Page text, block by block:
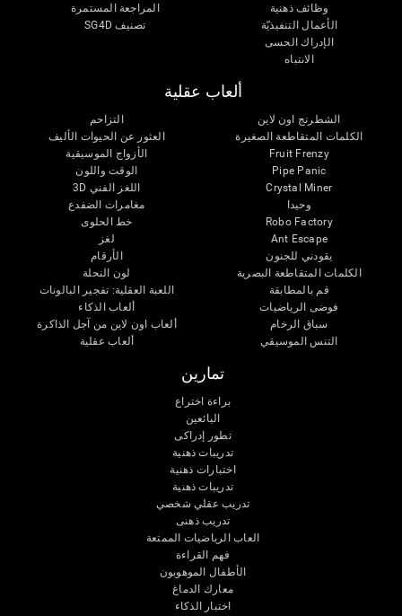
وظائف ذهنية
الأعمال التنفيذيّة
الإدراك الحسى
الانتباه
المراجعة المستمرة
تصنيف SG4D
ألعاب عقلية
الشطرنج اون لاين
الكلمات المتقاطعة الصغيرة
Fruit Frenzy
Pipe Panic
Crystal Miner
وحيدا
Robo Factory
Ant Escape
يقودني للجنون
الكلمات المتقاطعة البصرية
قم بالمطابقة
فوضى الرياضيات
سباق الرخام
التنس الموسيقي
التزاحم
العثور عن الحيوات الأليف
الأزواج الموسيقية
الوقت واللون
اللغز الفني 3D
مغامرات الضفدع
خط الحلوى
لغز
الأرقام
لون النحلة
اللعبة العقلية: تفجير البالونات
ألعاب الذكاء
ألعاب اون لاين من آجل الذاكرة
ألعاب عقلية
تمارين
براءة اختراع
البائعين
تطور إدراكى
تدريبات ذهنية
اختبارات ذهنية
تدريبات ذهنية
تدريب عقلي شخصي
تدريب ذهنى
العاب الرياضيات الممتعة
فهم القراءة
الأطفال الموهوبون
معارك الدماغ
اختبار الذكاء